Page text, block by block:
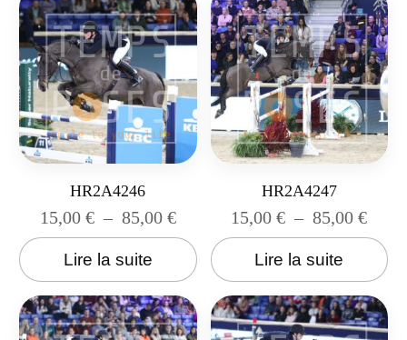
HR2A4246
15,00 € – 85,00 €
Lire la suite
HR2A4247
15,00€ – 85,00€
Lire la suite